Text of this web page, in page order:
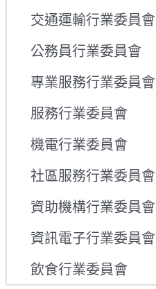
交通運輸行業委員會
公務員行業委員會
專業服務行業委員會
服務行業委員會
機電行業委員會
社區服務行業委員會
資助機構行業委員會
資訊電子行業委員會
飲食行業委員會